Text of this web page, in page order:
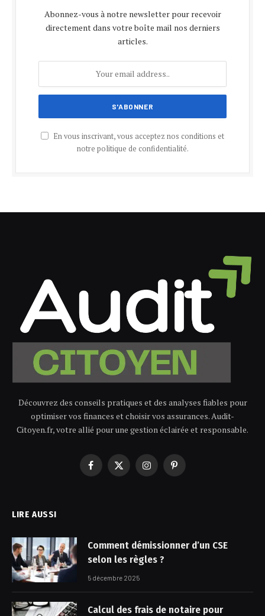
Abonnez-vous à notre newsletter pour recevoir
directement dans votre boîte mail nos derniers
articles.
En vous inscrivant, vous acceptez nos conditions et
notre politique de confidentialité.
Découvrez des conseils pratiques et des analyses fiables pour
optimiser vos finances et choisir vos assurances. Audit-
Citoyen.fr, votre allié pour une gestion éclairée et responsable.
Facebook
X
InstagramPinterest
LIRE AUSSI
Comment démissionner d’un CSE
selon les règles ?
5 décembre 2025
Calcul des frais de notaire pour